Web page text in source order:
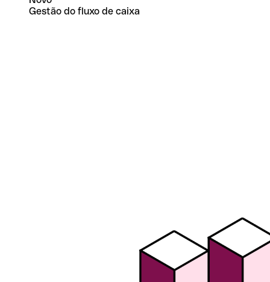
Gestão do fluxo de caixa